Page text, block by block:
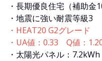
・長期優良住宅（補助金
・地震に強い耐震等級3
・HEAT20 G2グレード
・UA値：0.33 Q値：
・太陽光パネル：7.2kWh